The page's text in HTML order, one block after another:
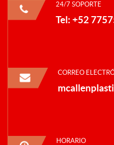
24/7 SOPORTE
Tel: +52
CORREO
HORARIO